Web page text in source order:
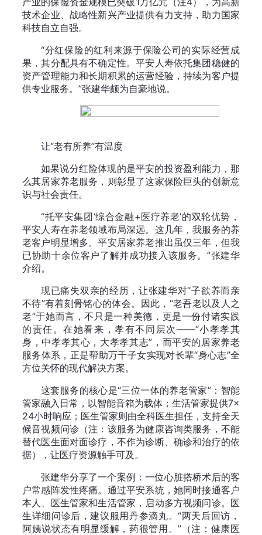
技术企业、战略性新兴产业提供有力支持，助力国家
科技自立自强。
“分红保险的红利来源于保险公司的实际经营成
果，其分配具有不确定性。平安人寿依托集团稳健的
资产管理能力和长期积累的运营经验，持续为客户提
供专业服务。”张建华颇为自豪地说。
让“老有所养”有温度
如果说分红险体现的是平安的投资盈利能力，那
么其居家养老服务，则彰显了这家保险巨头的创新意
识与社会责任。
“托平安集团‘综合金融+医疗养老’的双轮优势，
平安人寿在养老领域布局深远。这几年，我服务的养
老客户明显增多。平安居家养老推出虽仅三年，但我
已协助十余位客户了解并成功接入该服务。”张建华
介绍。
现已痛失双亲的经历，让张建华对“子欲养而亲
不待”有着刻骨铭心的体会。因此，“老吾老以及人之
老”于她而言，不只是一种美德，更是一份付诸实践
的责任。在她看来，孝有不同层次——“小孝孝其
身，中孝孝其心，大孝孝其志”，而平安的居家养老
服务体系，正是帮助万千子女实现对长辈“身心志”全
方位关怀的现代解决方案。
这套服务的核心是“三位一体的养老管家”：智能
管家融入日常，以智能音箱为载体；生活管家提供7×
24小时响应；医生管家则由全科医生担任，支持全天
候音视频问诊（注：该服务为健康咨询类服务，不能
替代医生面对面诊疗，不作为诊断、确诊和治疗的依
据），让医疗资源触手可及。
张建华分享了一个案例：一位心脏搭桥术后的客
户常感阵发性疼痛。通过平安系统，她同时接通客户
本人、医生管家和生活管家，启动多方视频问诊。医
生详细问诊后，建议服用丹参滴丸。“两天后回访，
阿姨说状态有明显缓解，药很管用。”（注：健康医